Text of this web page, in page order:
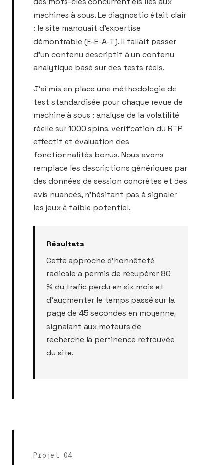
machines à sous. Le diagnostic était clair
: le site manquait d'expertise
démontrable (E-E-A-T). Il fallait passer
d'un contenu descriptif à un contenu
analytique basé sur des tests réels.
J'ai mis en place une méthodologie de
test standardisée pour chaque revue de
machine à sous : analyse de la volatilité
réelle sur 1000 spins, vérification du RTP
effectif et évaluation des
fonctionnalités bonus. Nous avons
remplacé les descriptions génériques par
des données de session concrètes et des
avis nuancés, n'hésitant pas à signaler
les jeux à faible potentiel.
Résultats
Cette approche d'honnêteté
radicale a permis de récupérer 80
% du trafic perdu en six mois et
d'augmenter le temps passé sur la
page de 45 secondes en moyenne,
signalant aux moteurs de
recherche la pertinence retrouvée
du site.
Projet 04